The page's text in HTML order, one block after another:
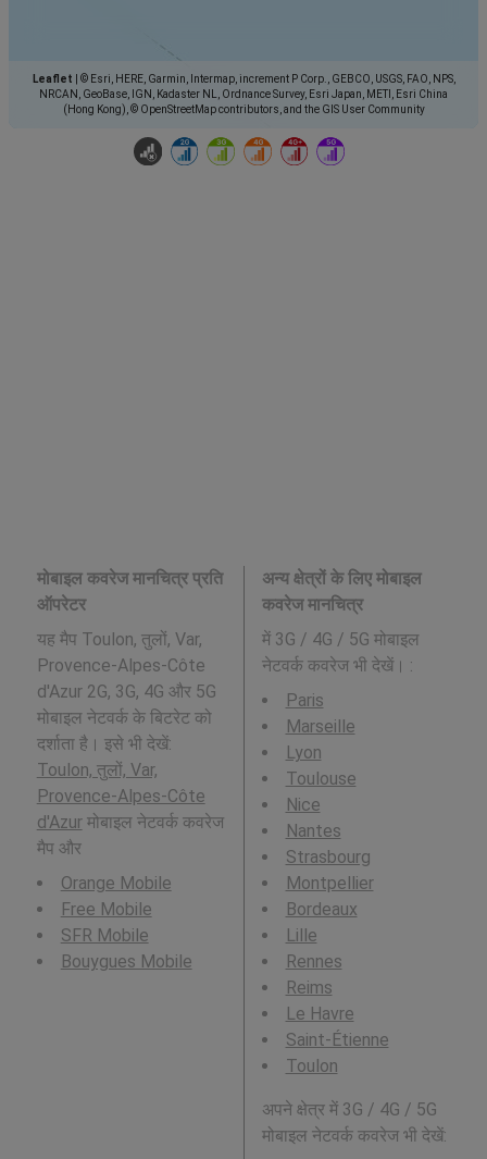
Leaflet
© Esri, HERE, Garmin, Intermap, increment P Corp., GEBCO, USGS, FAO, NPS,
NRCAN, GeoBase, IGN, Kadaster NL, Ordnance Survey, Esri Japan, METI, Esri China
(Hong Kong), © OpenStreetMap contributors, and the GIS User Community
मोबाइल कवरेज मानचित्र प्रति
ऑपरेटर
यह मैप Toulon, तुलों, Var,
Provence-Alpes-Côte
d'Azur 2G, 3G, 4G और 5G
मोबाइल नेटवर्क के बिटरेट को
दर्शाता है। इसे भी देखें:
Toulon, तुलों, Var,
Provence-Alpes-Côte
d'Azurमोबाइल नेटवर्क कवरेज
मैप और
Orange Mobile
Free Mobile
SFR Mobile
Bouygues Mobile
अन्य क्षेत्रों के लिए मोबाइल
कवरेज मानचित्र
में 3G / 4G / 5G मोबाइल
नेटवर्क कवरेज भी देखें। :
Paris
Marseille
Lyon
Toulouse
Nice
Nantes
Strasbourg
Montpellier
Bordeaux
Lille
Rennes
Reims
Le Havre
Saint-Étienne
Toulon
अपने क्षेत्र में 3G / 4G / 5G
मोबाइल नेटवर्क कवरेज भी देखें: